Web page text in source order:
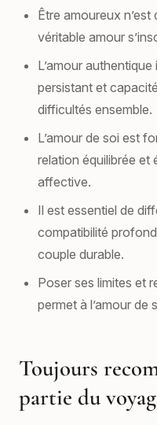
Être amoureux n’est
véritable amour
L’amour
persistant et
difficultés ensemble.
L’amour de soi est
relation équilibrée et
affective.
Il est essentiel de
compatibilité
couple durable.
Poser ses limites et
permet à l’amour de
Toujours
partie du